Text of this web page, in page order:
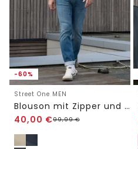
-60%
Street One MEN
Blouson mit Zipper und Taschen
40,00 €99,99€